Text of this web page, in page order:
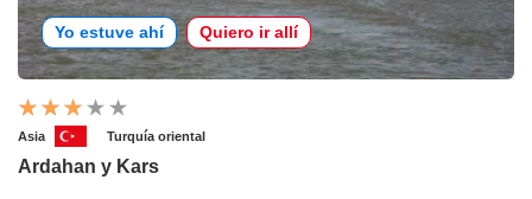
Yo estuve ahí Quiero ir allí
Asia Turquía oriental
Ardahan y Kars